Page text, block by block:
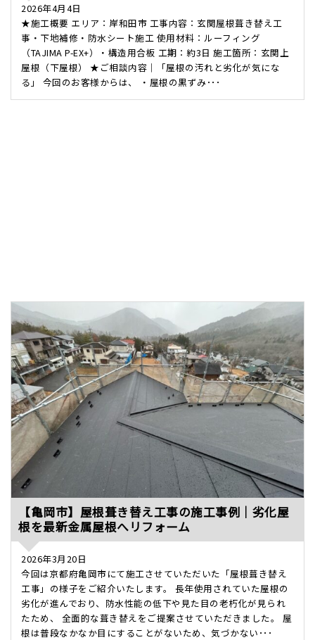
2026年4月4日
★施工概要 エリア：岸和田市 工事内容：玄関屋根葺き替え工
事・下地補修・防水シート施工 使用材料：ルーフィング
（TAJIMA P-EX+）・構造用合板 工期：約3日 施工箇所：玄関上
屋根（下屋根） ★ご相談内容｜「屋根の汚れと劣化が気にな
る」 今回のお客様からは、 ・屋根の黒ずみ･･･
【亀岡市】屋根葺き替え工事の施工事例｜劣化屋
根を最新金属屋根へリフォーム
2026年3月20日
今回は京都府亀岡市にて施工させていただいた「屋根葺き替え
工事」の様子をご紹介いたします。 長年使用されていた屋根の
劣化が進んでおり、防水性能の低下や見た目の老朽化が見られ
たため、 全面的な葺き替えをご提案させていただきました。 屋
根は普段なかなか目にすることがないため、気づかない･･･